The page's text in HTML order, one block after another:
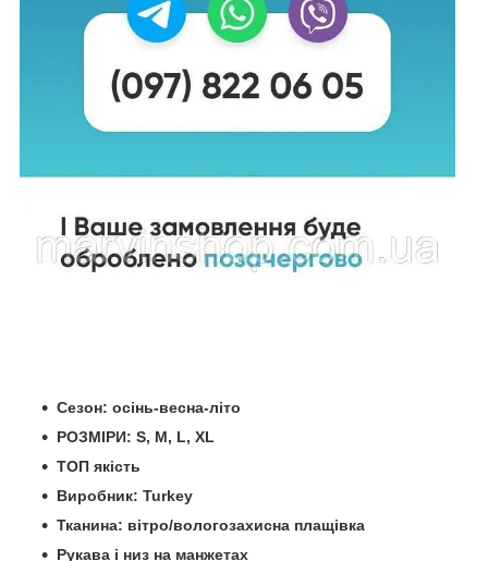
Сезон: осінь-весна-літо
РОЗМІРИ: S, M, L, XL
ТОП якість
Виробник: Turkey
Тканина: вітро/вологозахисна плащівка
Рукава і низ на манжетах